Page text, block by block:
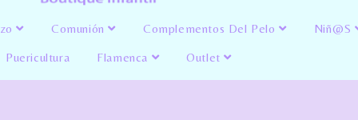
Comunión Complementos Del Pelo Niñ@s
Puericultura Flamenca Outlet